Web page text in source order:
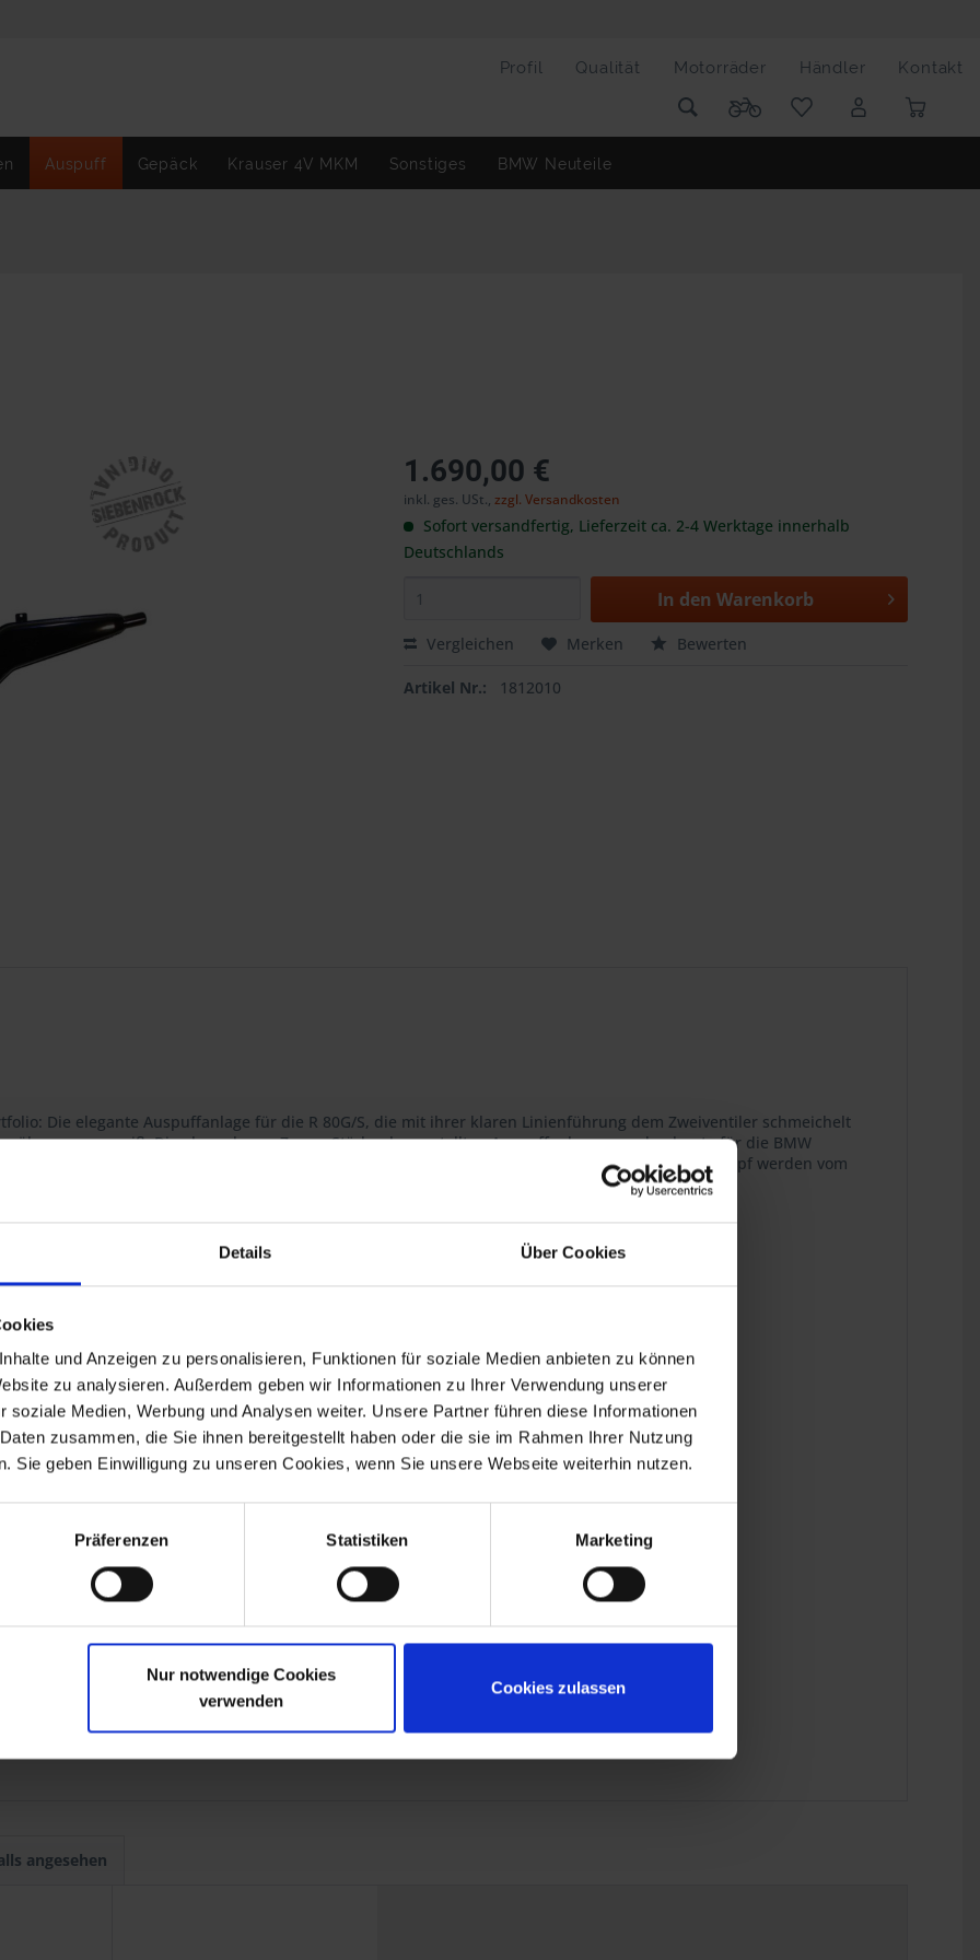
Details Über Cookies
und Anzeigen zu personalisieren, Funktionen für soziale Medien anbieten zu können
zu analysieren. Außerdem geben wir Informationen zu Ihrer Verwendung unserer
soziale Medien, Werbung und Analysen weiter. Unsere Partner führen diese Informationen
zusammen, die Sie ihnen bereitgestellt haben oder die sie im Rahmen Ihrer Nutzung
Sie geben Einwilligung zu unseren Cookies, wenn Sie unsere Webseite weiterhin nutzen.
Präferenzen Statistiken Marketing
Nur notwendige Cookies
verwenden
Cookies zulassen
Profil Qualität Motorräder Händler Kontakt
Auspuff Gepäck Krauser 4V MKM Sonstiges BMW Neuteile
1.690,00 €
inkl. ges. USt.,zzgl. Versandkosten
Sofort versandfertig, Lieferzeit ca. 2-4 Werktage innerhalb
Deutschlands
In den Warenkorb
Vergleichen Merken Bewerten
Artikel Nr.: 1812010
Die elegante Auspuffanlage für die R 80G/S, die mit ihrer klaren Linienführung dem Zweiventiler schmeichelt
überzeugen weiß. Die ehemals von Zeuna-Stärker hergestellten Auspuffanlagen werden heute für die BMW
von Hand poliert und hochglänzend verchromt. Die passenden Schellen an Sammler und Endtopf werden vom
somit das Original in bester Qualität.
und garantiert Ihnen höchste Qualität, konsequent optimiert bis ins Detail.
von Siebenrock.
oder schwarzverchromt.
oder Schalldämpfer.
und einen Druckring Art.Nr,. 1821585 mit.
angesehen